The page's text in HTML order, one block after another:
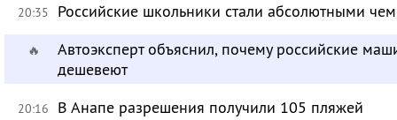
20:35 Российские школьники стали абсолютными
🔥
Автоэксперт объяснил, почему российские
дешевеют
20:16 В Анапе разрешения получили 105 пляжей